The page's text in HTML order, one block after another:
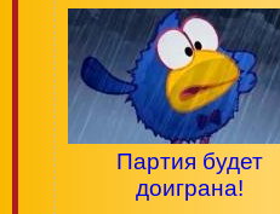
Партия будет
доиграна!